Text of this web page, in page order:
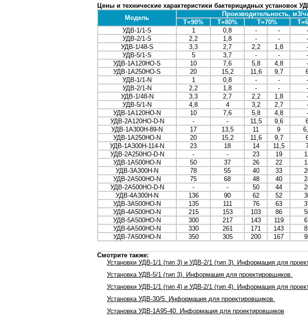
Цены и технические характеристики бактерицидных установок
Модель
Производительность, м3/
T=90% T=80% T=70%
УДВ-1/1-S
1 0,8 - - -
УДВ-2/1-S
2,2 1,8 - - -
УДВ-1/48-S
3,3 2,7 2,2 1,8 -
УДВ-5/1-S
5 3,7 - - -
УДВ-1A120HO-S
10 7,6 5,8 4,8 -
УДВ-1A250HO-S
20 15,2 11,6 9,7
УДВ-1/1-N
1 0,8 - - -
УДВ-2/1-N
2,2 1,8 - - -
УДВ-1/48-N
3,3 2,7 2,2 1,8 -
УДВ-5/1-N
4,8 4 3,2 2,7 -
УДВ-1A120HO-N
10 7,6 5,8 4,8 -
УДВ-2A120HO-D-N
- - 11,5 9,6
УДВ-1A300H-89-N
17 13,5 11 9
УДВ-1A250HO-N
20 15,2 11,6 9,7
УДВ-1A300H-114-N
23 18 14 11,5
УДВ-2A250HO-D-N
- - 23 19
УДВ-1A500HO-N
50 37 26 22
УДВ-3A300H-N
78 55 40 33
УДВ-2A500HO-N
75 68 48 40
УДВ-2A500HO-D-N
- - 50 44
УДВ-4A300H-N
136 90 62 52
УДВ-3A500HO-N
135 111 76 63
УДВ-4A500HO-N
215 153 103 86
УДВ-5A500HO-N
300 217 143 119
УДВ-6A500HO-N
330 261 171 143
УДВ-7A500HO-N
350 305 200 167
Смотрите также:
Установки УДВ-1/1 (тип 3) и УДВ-2/1 (тип 3). Информация для
Установка УДВ-5/1 (тип 3). Информация для проектировщиков.
Установки УДВ-1/1 (тип 4) и УДВ-2/1 (тип 4). Информация для
Установка УДВ-30/5. Информация для проектировщиков.
Установка УДВ-1A95-40. Информация для проектировщиков